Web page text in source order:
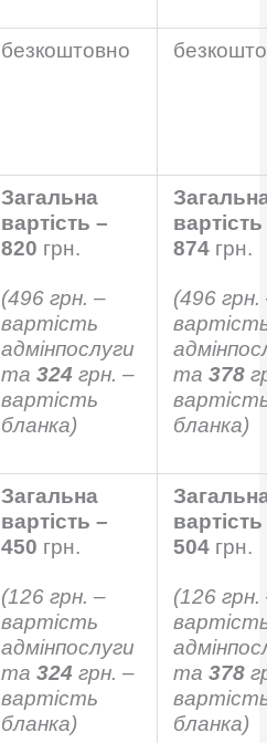
безкоштовно
Загальна
вартість –
820 грн.
(496 грн. –
вартість
адмінпослуги
та 324 грн. –
вартість
бланка)
874грн.
(496 грн.
та 378
бланка)
Загальна
вартість –
450 грн.
(126 грн. –
вартість
адмінпослуги
та 324 грн. –
вартість
бланка)
504грн.
(126 грн.
та 378
бланка)